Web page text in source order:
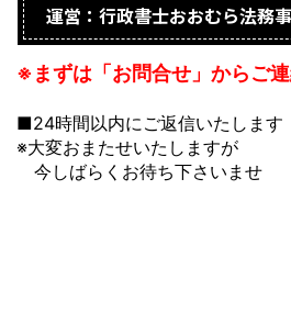
運営：行政書士おおむら法務
※まずは「お問合せ」からご
■24時間以内にご返信いたします
※大変おまたせいたしますが
今しばらくお待ち下さいませ